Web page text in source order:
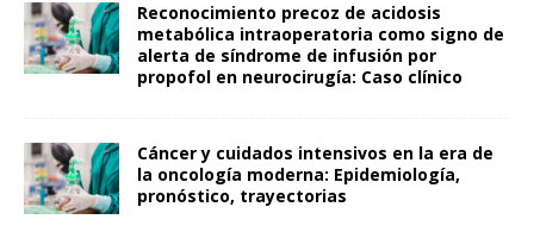
Reconocimiento precoz de acidosis
metabólica intraoperatoria como signo de
alerta de síndrome de infusión por
propofol en neurocirugía: Caso clínico
Cáncer y cuidados intensivos en la era de
la oncología moderna: Epidemiología,
pronóstico, trayectorias